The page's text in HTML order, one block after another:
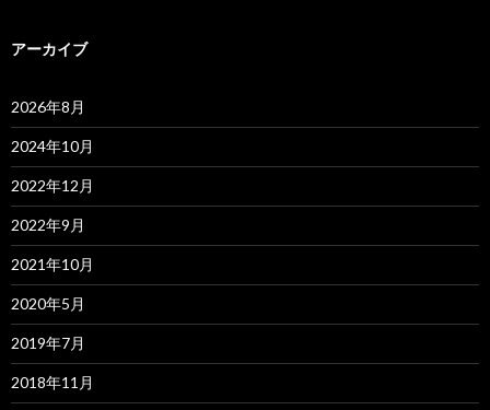
アーカイブ
2026年8月
2024年10月
2022年12月
2022年9月
2021年10月
2020年5月
2019年7月
2018年11月